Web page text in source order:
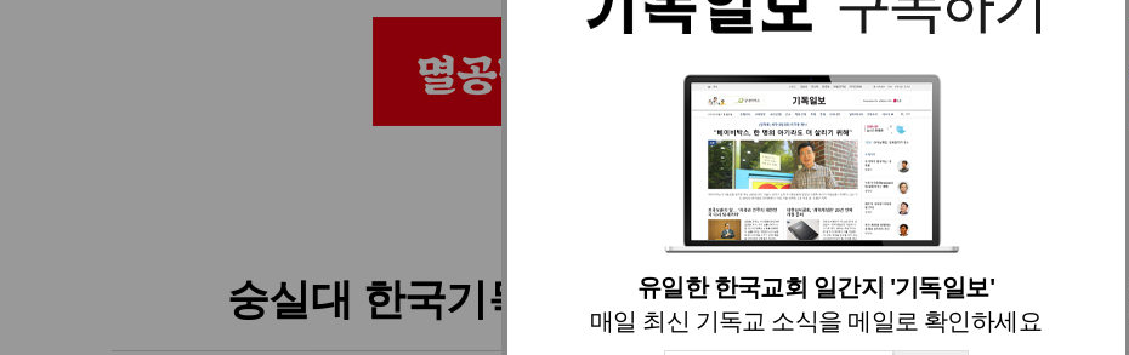
유일한 한국교회 일간지 '기독일보'
매일 최신 기독교 소식을 메일로 확인하세요
목회·신학 신학 입력 2024. 05. 03 14:44
숭실대 한국기독교문화연구원, 서울시 ‘희망의